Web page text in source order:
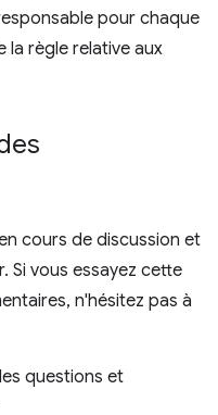
pour chaque
la règle relative aux
cours de discussion et
Si vous essayez cette
n'hésitez pas à
questions et